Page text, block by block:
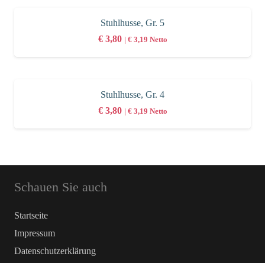
Stuhlhusse, Gr. 5
€3,80 | €3,19 Netto
Stuhlhusse, Gr. 4
€3,80 €3,19 Netto
Schauen Sie auch
Startseite
Impressum
Datenschutz­erklärung